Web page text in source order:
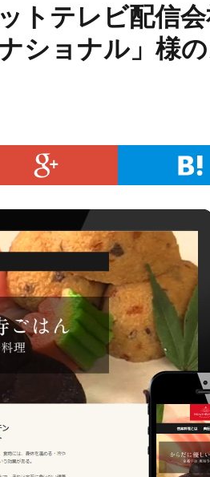
トテレビ配信
ショナル」様